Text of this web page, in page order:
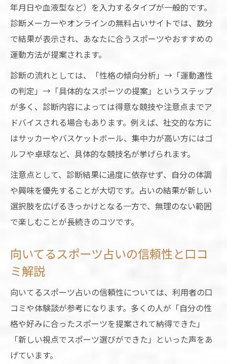
年月日や血液型など）を入力するタイプが一般的です。
診断メーカーやオンラインの無料占いサイトでは、数分
で結果が表示され、あなたに合うスポーツやおすすめの
運動方法が提案されます。
診断の流れとしては、「性格の傾向分析」→「運動適性
の判定」→「具体的なスポーツの提案」というステップ
が多く、診断内容によっては得意な競技や注意点までア
ドバイスされる場合もあります。例えば、社交的な方に
はサッカーやバスケットボール、集中力が高い方にはゴ
ルフや卓球など、具体的な競技名が挙げられます。
注意点として、診断結果に過度に依存せず、自分の体調
や興味を優先することが大切です。占いの結果が新しい
選択肢を広げるきっかけとなる一方で、無理のない範囲
で楽しむことが長続きのコツです。
向いてるスポーツ占いの信頼性と口コ
ミ解説
向いてるスポーツ占いの信頼性については、利用者の口
コミや体験談が参考になります。多くの人が「自分の性
格や好みに合ったスポーツを提案されて納得できた」
「新しい視点でスポーツ選びができた」といった声をあ
げています。